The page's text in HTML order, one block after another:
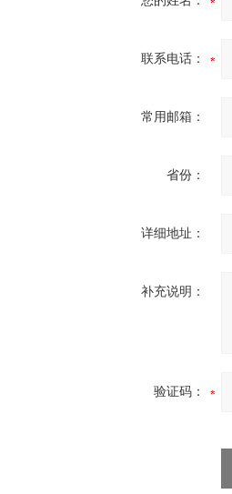
联系电话：
常用邮箱：
省份：
详细地址：
补充说明：
验证码：